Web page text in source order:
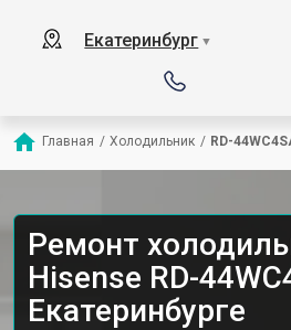
Екатеринбург ▼
Главная / Холодильник / RD-
Ремонт
Hisense RD-
Екатеринбурге